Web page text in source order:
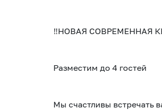
‼️НОВАЯ СОВРЕМЕННАЯ
Разместим до 4 гостей
Мы счастливы встречать